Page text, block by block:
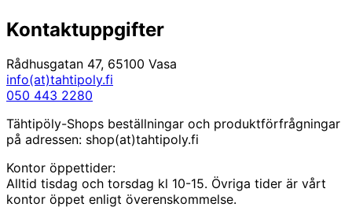
Kontaktuppgifter
Rådhusgatan 47, 65100 Vasa
info(at)tahtipoly.fi
050 443 2280
Tähtipöly-Shops beställningar och produktförfrågningar
på adressen: shop(at)tahtipoly.fi
Kontor öppettider:
Alltid tisdag och torsdag kl 10-15. Övriga tider är vårt
kontor öppet enligt överenskommelse.